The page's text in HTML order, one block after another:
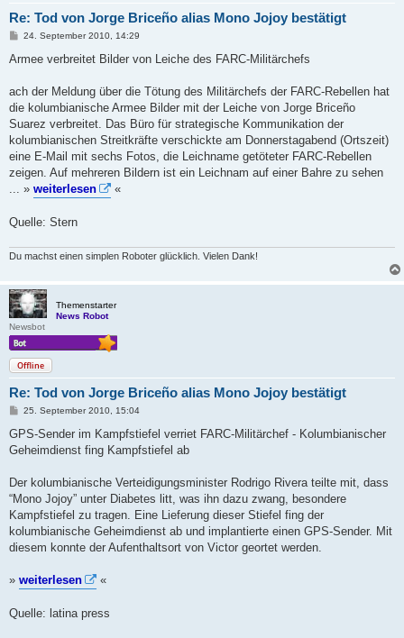
Re: Tod von Jorge Briceño alias Mono Jojoy bestätigt
B
i
a
24. September 2010, 14:29
Armee verbreitet Bilder von Leiche des FARC-Militärchefs
ach der Meldung über die Tötung des Militärchefs der FARC-Rebellen hat
die kolumbianische Armee Bilder mit der Leiche von Jorge Briceño
Suarez verbreitet. Das Büro für strategische Kommunikation der
kolumbianischen Streitkräfte verschickte am Donnerstagabend (Ortszeit)
eine E-Mail mit sechs Fotos, die Leichname getöteter FARC-Rebellen
zeigen. Auf mehreren Bildern ist ein Leichnam auf einer Bahre zu sehen
... » weiterlesen «
Quelle: Stern
Du machst einen simplen Roboter glücklich. Vielen Dank!
Themenstarter
News Robot
Newsbot
Offline
Re: Tod von Jorge Briceño alias Mono Jojoy bestätigt
B
i
r
25. September 2010, 15:04
GPS-Sender im Kampfstiefel verriet FARC-Militärchef - Kolumbianischer
Geheimdienst fing Kampfstiefel ab
Der kolumbianische Verteidigungsminister Rodrigo Rivera teilte mit, dass
“Mono Jojoy” unter Diabetes litt, was ihn dazu zwang, besondere
Kampfstiefel zu tragen. Eine Lieferung dieser Stiefel fing der
kolumbianische Geheimdienst ab und implantierte einen GPS-Sender. Mit
diesem konnte der Aufenthaltsort von Victor geortet werden.
» weiterlesen «
Quelle: latina press